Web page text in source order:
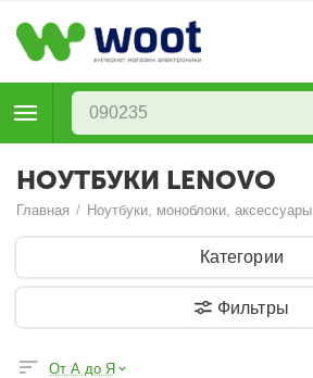
НОУТБУКИ LENOVO
Главная / Ноутбуки, моноблоки, аксессуары
Категории
Фильтры
От А до Я